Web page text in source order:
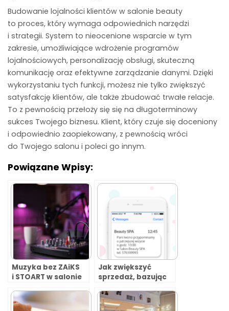
Budowanie lojalności klientów w salonie beauty
to proces, który wymaga odpowiednich narzędzi
i strategii. System to nieocenione wsparcie w tym
zakresie, umożliwiające wdrożenie programów
lojalnościowych, personalizację obsługi, skuteczną
komunikację oraz efektywne zarządzanie danymi. Dzięki
wykorzystaniu tych funkcji, możesz nie tylko zwiększyć
satysfakcję klientów, ale także zbudować trwałe relacje.
To z pewnością przełoży się się na długoterminowy
sukces Twojego biznesu. Klient, który czuje się doceniony
i odpowiednio zaopiekowany, z pewnością wróci
do Twojego salonu i poleci go innym.
Powiązane Wpisy:
Muzyka bez ZAiKS
i STOART w salonie
– czy to możliwe?
Jak zwiększyć
sprzedaż, bazując
klientach?